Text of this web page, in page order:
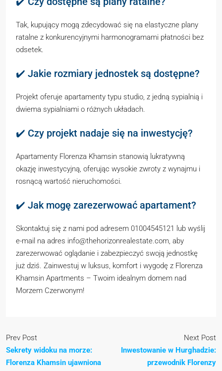
Tak, kupujący mogą zdecydować się na elastyczne plany
ratalne z konkurencyjnymi harmonogramami płatności bez
odsetek.
✔️ Jakie rozmiary jednostek są dostępne?
Projekt oferuje apartamenty typu studio, z jedną sypialnią i
dwiema sypialniami o różnych układach.
✔️ Czy projekt nadaje się na inwestycję?
Apartamenty Florenza Khamsin stanowią lukratywną
okazję inwestycyjną, oferując wysokie zwroty z wynajmu i
rosnącą wartość nieruchomości.
✔️ Jak mogę zarezerwować apartament?
Skontaktuj się z nami pod adresem 01004545121 lub wyślij
e-mail na adres info@thehorizonrealestate.com, aby
zarezerwować oglądanie i zabezpieczyć swoją jednostkę
już dziś. Zainwestuj w luksus, komfort i wygodę z Florenza
Khamsin Apartments – Twoim idealnym domem nad
Morzem Czerwonym!
Prev Post
Sekrety widoku na morze:
Florenza Khamsin ujawniona
Next Post
Inwestowanie w Hurghadzie:
przewodnik Florenzy